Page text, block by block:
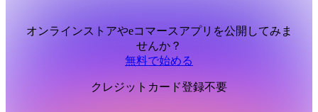
オンラインストアやeコマースアプリを公開してみま
せんか？
無料で始める
クレジットカード登録不要